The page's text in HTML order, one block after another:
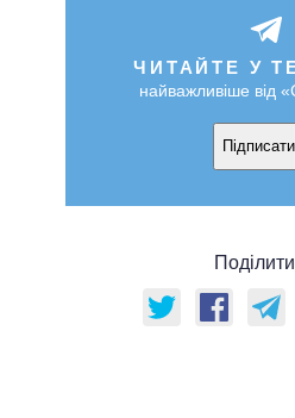
ЧИТАЙТЕ У
найважливіше від